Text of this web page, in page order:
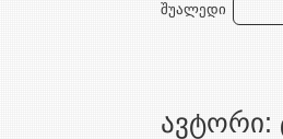
შუალედი
ავტორი: